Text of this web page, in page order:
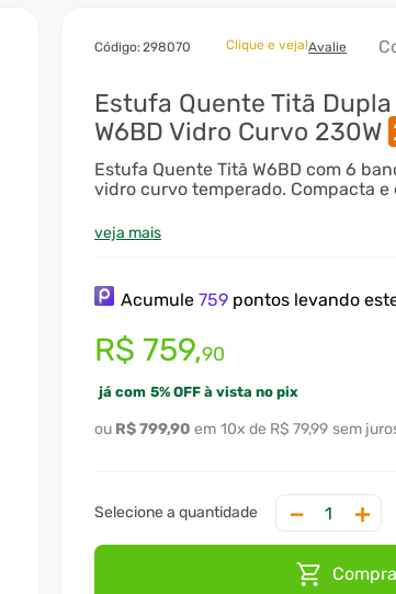
:298070 Clique e veja!Avalie
Estufa Quente Titã
W6BD Vidro Curvo 230W
Estufa Quente Titã W6BD com 6
vidro curvo temperado. Compacta e
veja mais
Acumule759 pontos levando
R$ 759,90
já com 5% OFF à vista no pix
R$799,90 10x R$ 79,99 sem
＋
－